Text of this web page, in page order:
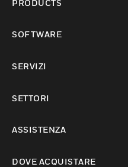
PRODUCTS
SOFTWARE
SERVIZI
SETTORI
ASSISTENZA
DOVE ACQUISTARE